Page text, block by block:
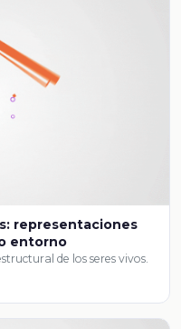
representaciones
entorno
de los seres vivos.